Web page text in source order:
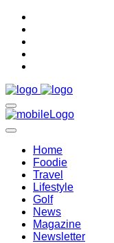
Home
Foodie
Travel
Lifestyle
Golf
News
Magazine
Newsletter